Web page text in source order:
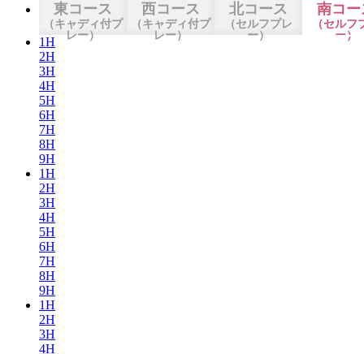
東コース
（キャディ付プ
レー）
西コース
（キャディ付プ
レー）
北コース
（セルフプレ
ー）
南コー
（セルフ
ー）
1H
2H
3H
4H
5H
6H
7H
8H
9H
1H
2H
3H
4H
5H
6H
7H
8H
9H
1H
2H
3H
4H